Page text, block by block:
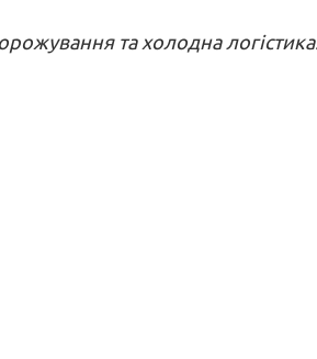
та холодна логістика.